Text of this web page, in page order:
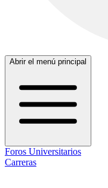
Abrir el menú principal
Foros Universitarios
Carreras